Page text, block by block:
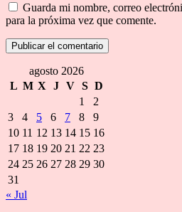
Guarda mi nombre, correo
para la próxima vez que comente.
agosto 2026
L M X J V S D
1
2
3
4 5 6 7 8
9
10 11 12 13 14 15 16
17 18 19 20 21 22 23
24 25 26 27 28 29 30
31
« Jul